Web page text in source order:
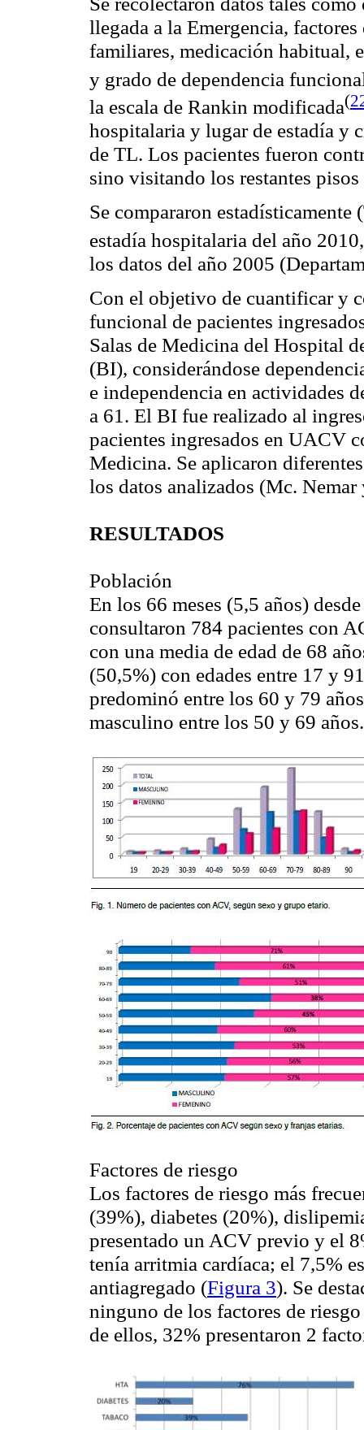
llegada a la Emergencia,
familiares, medicación habitual,
y grado de dependencia
la escala de Rankin modificada(
hospitalaria y lugar de estadía y
de TL. Los pacientes fueron
sino visitando los restantes
Se compararon
estadía hospitalaria del año
los datos del año 2005
Con el objetivo de cuantificar y
funcional de pacientes
Salas de Medicina del Hospital
(BI), considerándose
e independencia en actividades
a 61. El BI fue realizado al
pacientes ingresados en UACV
Medicina. Se aplicaron
los datos analizados (Mc.
RESULTADOS
Población
En los 66 meses (5,5 años)
consultaron 784 pacientes con
con una media de edad de 68
(50,5%) con edades entre 17 y
predominó entre los 60 y 79
masculino entre los 50 y 69
Factores de riesgo
Los factores de riesgo más
(39%), diabetes (20%),
presentado un ACV previo y el
tenía arritmia cardíaca; el 7,5%
antiagregado (Figura 3). Se
ninguno de los factores de
de ellos, 32% presentaron 2